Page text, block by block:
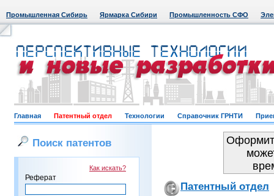
Промышленная Сибирь Ярмарка Сибири Промышленность СФО
Главная Патентный отдел Технологии Справочник ГРНТИ
Поиск патентов
Как искать?
Реферат
Патентный отдел